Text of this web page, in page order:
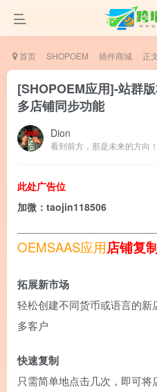
首页 SHOPOEM 插件商城 正
[SHOPOEM应用]-站群
多店铺同步功能
Dion
看到前方，那是未来的方向！
此处广告位
加微：taojin118506
OEMSAAS应用店铺复
拓展新市场
轻松创建不同货币或语言的
多客户
快速复制
只需简单地点击几次，即可